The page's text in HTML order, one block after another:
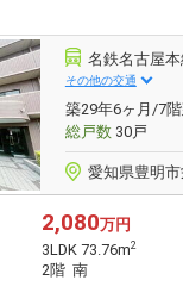
校：徒歩約25分（約
歩約14分（約1100ｍ）■
徒歩約3分（約230ｍ）
スドゥ 東郷まで、お気軽にお問
名鉄名古屋
その他の交通
築29年6ヶ月/7
総戸数30戸
愛知県豊明
2,080万円
3LDK 73.76m2
2階 南